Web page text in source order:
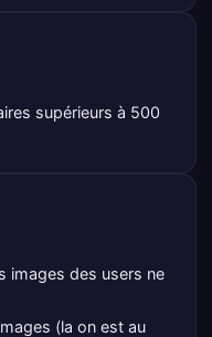
supérieurs à 500
images des users ne
(la on est au